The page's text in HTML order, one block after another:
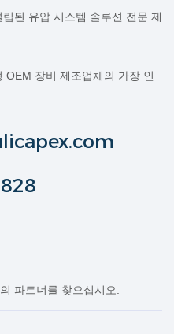
된 유압 시스템 솔루션 전문 제
OEM 장비 제조업체의 가장 인
파트너를 찾으십시오.